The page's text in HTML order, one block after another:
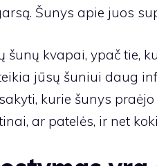
Šunys apie juos
šunų kvapai, ypač tie,
jūsų šuniui daug
kurie šunys
ar patelės, ir net